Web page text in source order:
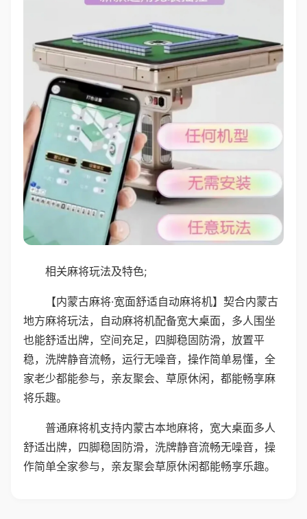
相关麻将玩法及特色;
【内蒙古麻将·宽面舒适自动麻将机】契合内蒙古
地方麻将玩法，自动麻将机配备宽大桌面，多人围坐
也能舒适出牌，空间充足，四脚稳固防滑，放置平
稳，洗牌静音流畅，运行无噪音，操作简单易懂，全
家老少都能参与，亲友聚会、草原休闲，都能畅享麻
将乐趣。
普通麻将机支持内蒙古本地麻将，宽大桌面多人
舒适出牌，四脚稳固防滑，洗牌静音流畅无噪音，操
作简单全家参与，亲友聚会草原休闲都能畅享乐趣。